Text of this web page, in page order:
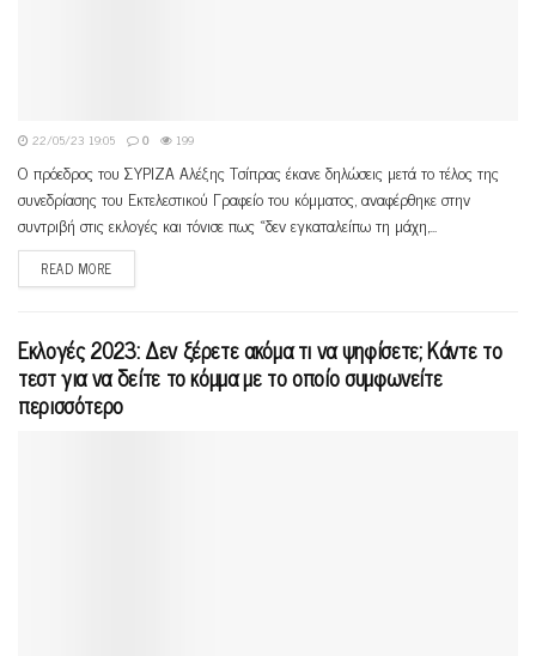
22/05/23 19:05 0 199
Ο πρόεδρος του ΣΥΡΙΖΑ Αλέξης Τσίπρας έκανε δηλώσεις μετά το τέλος της
συνεδρίασης του Εκτελεστικού Γραφείο του κόμματος, αναφέρθηκε στην
συντριβή στις εκλογές και τόνισε πως «δεν εγκαταλείπω τη μάχη,...
READ MORE
Εκλογές 2023: Δεν ξέρετε ακόμα τι να ψηφίσετε; Κάντε το
τεστ για να δείτε το κόμμα με το οποίο συμφωνείτε
περισσότερο